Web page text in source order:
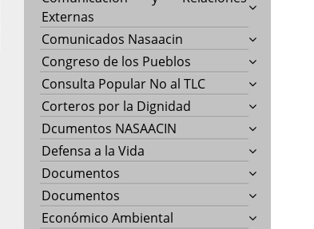
Externas
Comunicados Nasaacin
Congreso de los Pueblos
Consulta Popular No al TLC
Corteros por la Dignidad
Dcumentos NASAACIN
Defensa a la Vida
Documentos
Documentos
Económico Ambiental